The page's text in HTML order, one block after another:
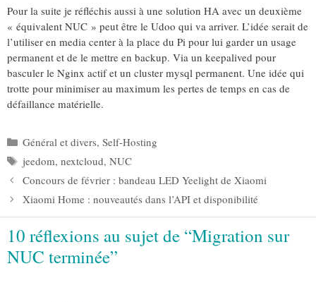
Pour la suite je réfléchis aussi à une solution HA avec un deuxième
« équivalent NUC » peut être le Udoo qui va arriver. L’idée serait de
l’utiliser en media center à la place du Pi pour lui garder un usage
permanent et de le mettre en backup. Via un keepalived pour
basculer le Nginx actif et un cluster mysql permanent. Une idée qui
trotte pour minimiser au maximum les pertes de temps en cas de
défaillance matérielle.
Catégories
Général et divers, Self-Hosting
Étiquettes
jeedom, nextcloud, NUC
Concours de février : bandeau LED Yeelight de Xiaomi
Xiaomi Home : nouveautés dans l’API et disponibilité
10 réflexions au sujet de “Migration sur
NUC terminée”